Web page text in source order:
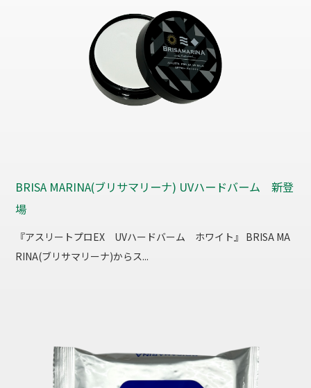
BRISA MARINA(ブリサマリーナ) UVハードバーム 新登
場
『アスリートプロEX UVハードバーム ホワイト』 BRISA MA
RINA(ブリサマリーナ)からス...